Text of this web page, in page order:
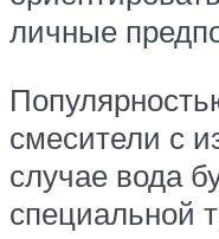
личные
смесители с
случае вода
специальной